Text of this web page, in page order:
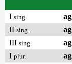
I sing.
II sing.
III sing.
I plur.